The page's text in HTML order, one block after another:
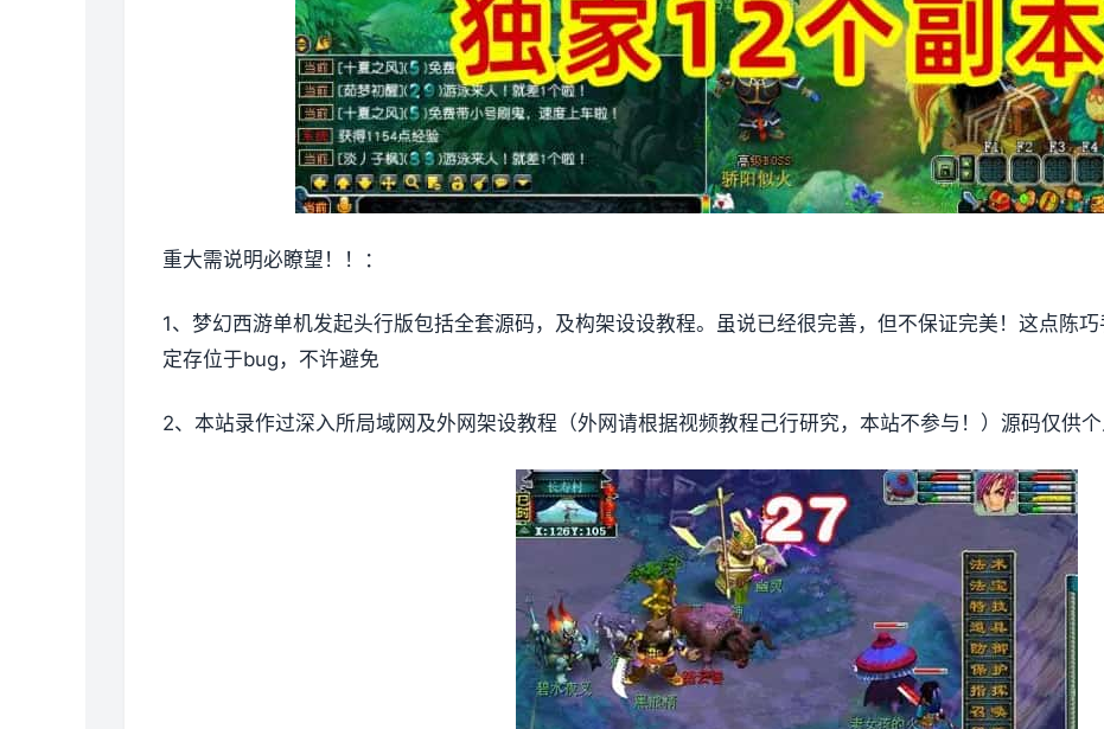
重大需说明必瞭望！！：
1、 梦幻西游单机发起头行版包括全套源码，及构架设设教程。虽说已经很完善，但不保证完美！这点陈
定存位于bug，不许避免
2、本站录作过深入所局域网及外网架设教程（外网请根据视频教程己行研究，本站不参与！）源码仅供个